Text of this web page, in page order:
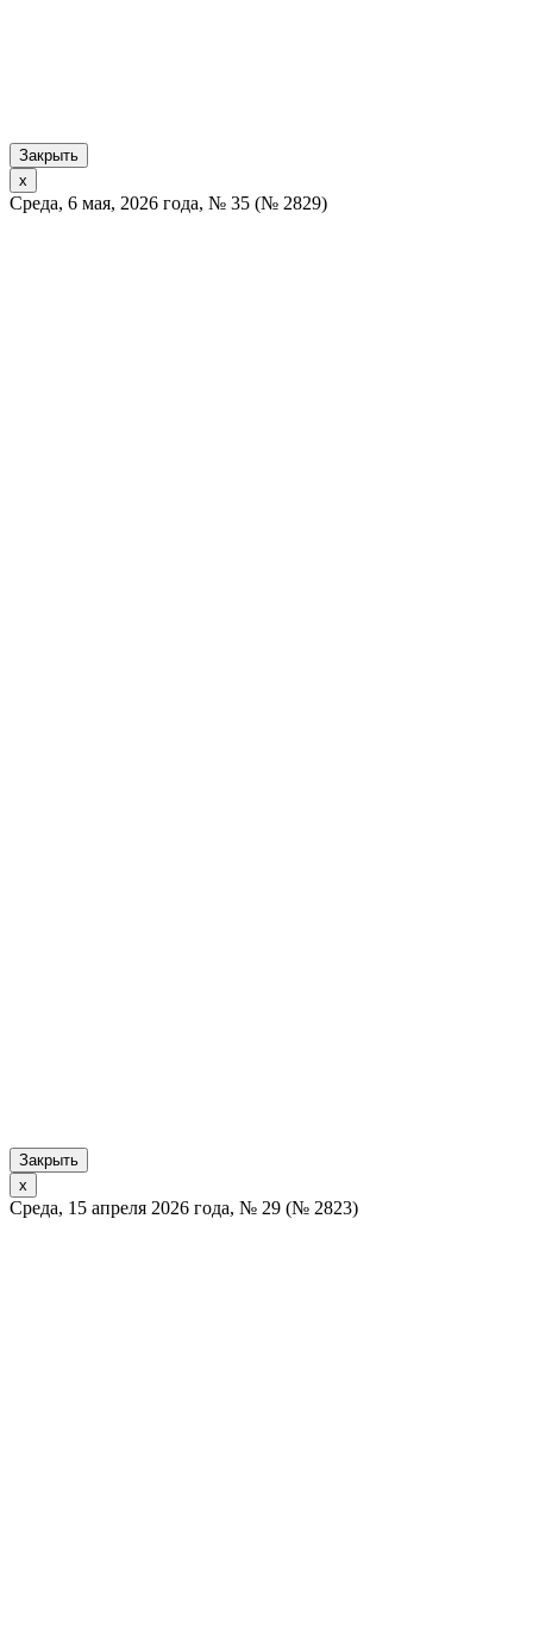
Закрыть
x
Среда, 6 мая, 2026 года, № 35 (№ 2829)
Закрыть
x
Среда, 15 апреля 2026 года, № 29 (№ 2823)